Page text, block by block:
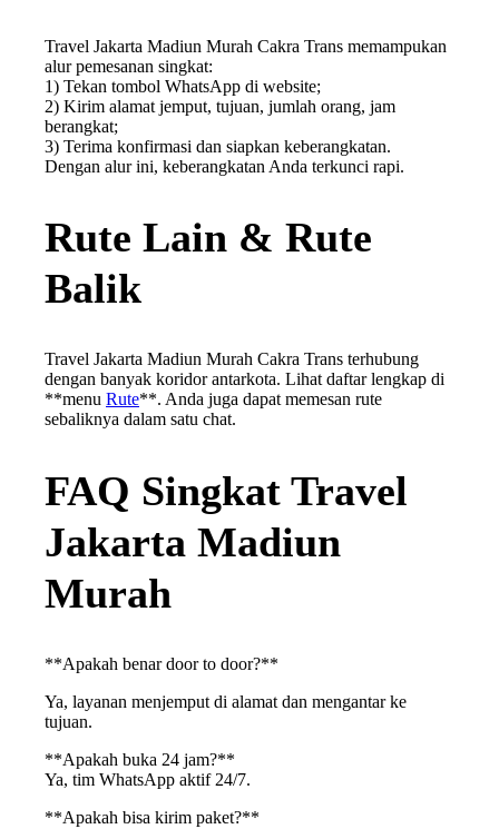
Travel Jakarta Madiun Murah Cakra Trans memampukan
alur pemesanan singkat:
1) Tekan tombol WhatsApp di website;
2) Kirim alamat jemput, tujuan, jumlah orang, jam
berangkat;
3) Terima konfirmasi dan siapkan keberangkatan.
Dengan alur ini, keberangkatan Anda terkunci rapi.
Rute Lain & Rute
Balik
Travel Jakarta Madiun Murah Cakra Trans terhubung
dengan banyak koridor antarkota. Lihat daftar lengkap di
**menu Rute**. Anda juga dapat memesan rute
sebaliknya dalam satu chat.
FAQ Singkat Travel
Jakarta Madiun
Murah
**Apakah benar door to door?**
Ya, layanan menjemput di alamat dan mengantar ke
tujuan.
**Apakah buka 24 jam?**
Ya, tim WhatsApp aktif 24/7.
**Apakah bisa kirim paket?**